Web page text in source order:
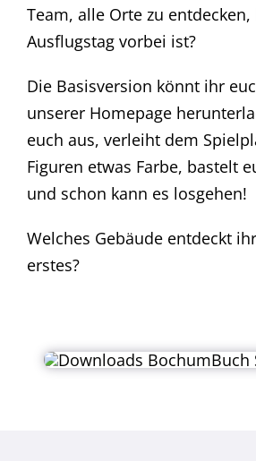
Team, alle Orte zu
Ausflugstag vorbei ist?
Die Basisversion könnt ihr
unserer Homepage
euch aus, verleiht dem
Figuren etwas Farbe, bastelt
und schon kann es losgehen!
Welches Gebäude entdeckt
erstes?